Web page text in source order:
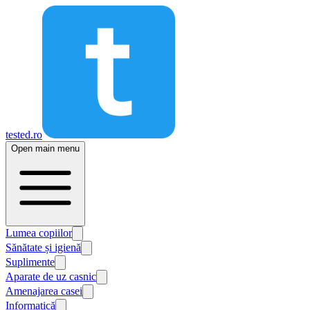
tested.ro
Open main menu
Lumea copiilor
Sănătate și igienă
Suplimente
Aparate de uz casnic
Amenajarea casei
Informatică